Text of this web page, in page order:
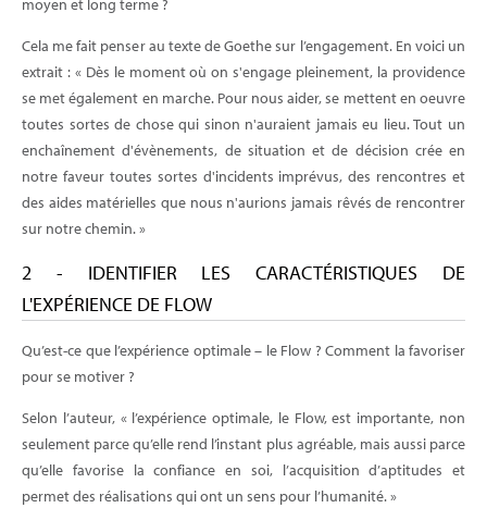
Cela me fait penser au texte de Goethe sur l’engagement. En voici un
extrait : « Dès le moment où on s'engage pleinement, la providence
se met également en marche. Pour nous aider, se mettent en oeuvre
toutes sortes de chose qui sinon n'auraient jamais eu lieu. Tout un
enchaînement d'évènements, de situation et de décision crée en
notre faveur toutes sortes d'incidents imprévus, des rencontres et
des aides matérielles que nous n'aurions jamais rêvés de rencontrer
sur notre chemin. »
2 - IDENTIFIER LES CARACTÉRISTIQUES DE
L'EXPÉRIENCE DE FLOW
Qu’est-ce que l’expérience optimale – le Flow ? Comment la favoriser
pour se motiver ?
Selon l’auteur, « l’expérience optimale, le Flow, est importante, non
seulement parce qu’elle rend l’instant plus agréable, mais aussi parce
qu’elle favorise la confiance en soi, l’acquisition d’aptitudes et
permet des réalisations qui ont un sens pour l’humanité. »